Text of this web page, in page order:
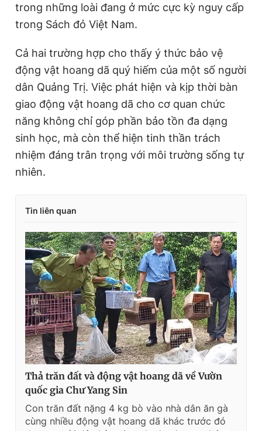
trong những loài đang ở mức cực kỳ nguy cấp
trong Sách đỏ Việt Nam.
Cả hai trường hợp cho thấy ý thức bảo vệ
động vật hoang dã quý hiếm của một số người
dân Quảng Trị. Việc phát hiện và kịp thời bàn
giao động vật hoang dã cho cơ quan chức
năng không chỉ góp phần bảo tồn đa dạng
sinh học, mà còn thể hiện tinh thần trách
nhiệm đáng trân trọng với môi trường sống tự
nhiên.
Tin liên quan
Thả trăn đất và động vật hoang dã về Vườn
quốc gia Chư Yang Sin
Con trăn đất nặng 4 kg bò vào nhà dân ăn gà
cùng nhiều động vật hoang dã khác trước đó